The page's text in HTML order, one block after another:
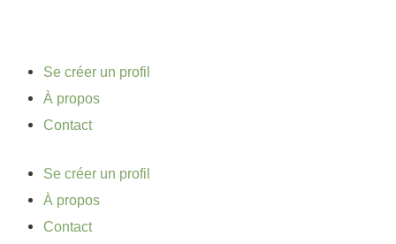
Se créer un profil
À propos
Contact
Se créer un profil
À propos
Contact